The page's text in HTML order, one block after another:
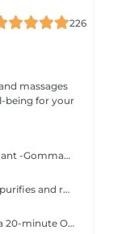
226
massages
being for your
Summer Deal -Entrée au spa -Coupe de Crémant -Gommage complet du corps (30') -Massage du dos (20') Valable cet été jusqu'au 24/08/26 La durée de la prestation (60min) inclut l'installation et le temps de relaxation intégré à nos soins (10min).
Creamy and lightly scented, this scrub gently purifies and revitalizes the skin, restoring its natural glowideal for sensitive skin. The treatment duration (45 min) includes preparation time, the integrated relaxation time within our treatments (10 min), as well as the time required to rinse/remove the product in the shower (10 min).
This exceptional sensory journey begins with a 20-minute Oriental Discovery Massage- slow and deep, and infused with warm notes of cinnamon and eucalyptus. It continues with a purifying facial treatment featuring a hot or cold stone massage, tailored to your skin's needs. The duration of the treatment (70min) includes setup and the relaxation time built into our services (10 min). All our rituals are accompanied by tea with its delicacies.